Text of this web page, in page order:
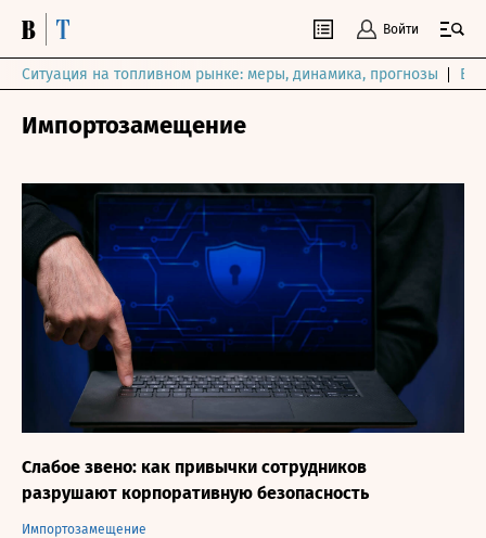
Войти
Ситуация на топливном рынке: меры, динамика, прогнозы
Импортозамещение
Импортозамещение
Слабое звено: как привычки сотрудников
разрушают корпоративную безопасность